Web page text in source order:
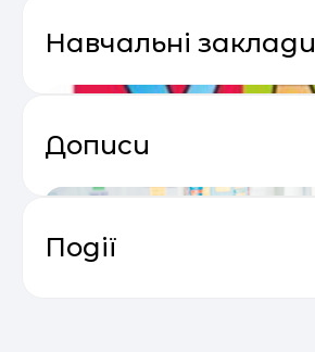
Навчальні заклади
Дописи
Події